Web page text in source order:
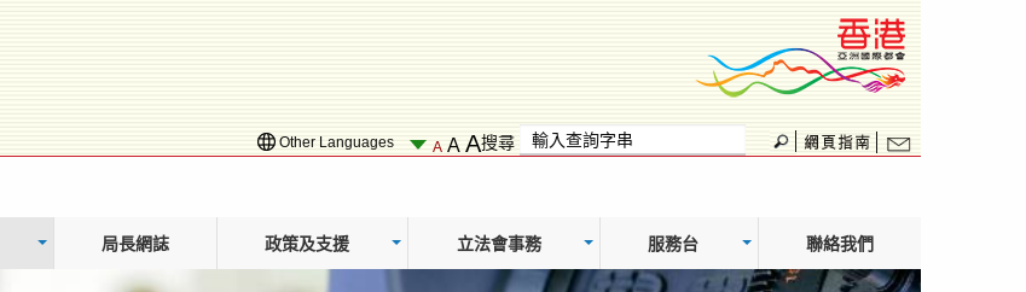
Other Languages A A A搜尋
局長網誌 政策及支援 立法會事務 服務台 聯絡我們